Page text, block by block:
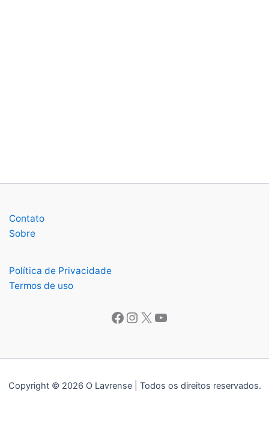
Contato
Sobre
Política de Privacidade
Termos de uso
Copyright © 2026 O Lavrense | Todos os direitos reservados.